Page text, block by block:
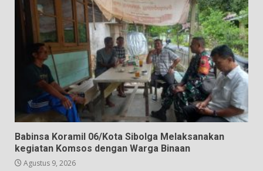
Babinsa Koramil 06/Kota Sibolga Melaksanakan
kegiatan Komsos dengan Warga Binaan
Agustus 9, 2026